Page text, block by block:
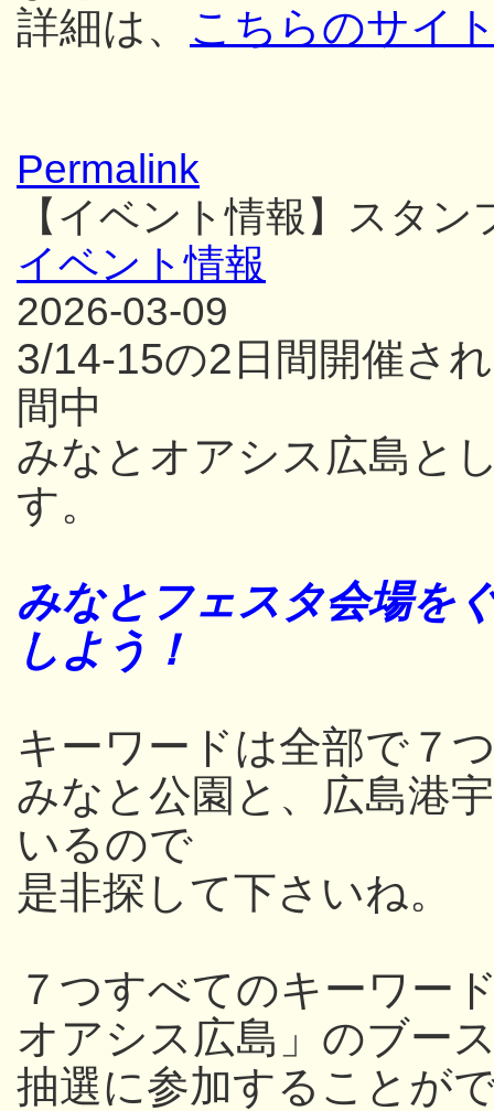
詳細は、 こちらのサイ
Permalink
【イベント情報】スタ
イベント情報
2026-03-09
3/14-15の2日間開催さ
間中
みなとオアシス広島と
す。
みなとフェスタ会場を
しよう！
キーワードは全部
みなと公園と、広島港
いるので
是非探して下さいね。
７つすべてのキーワー
オアシス広島」のブー
抽選に参加することが